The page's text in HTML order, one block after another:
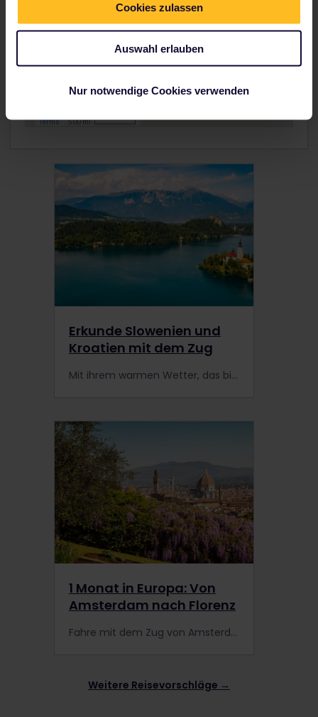
Cookies zulassen
Auswahl erlauben
Nur notwendige Cookies verwenden
Erkunde Slowenien und
Kroatien mit dem Zug
Mit ihrem warmen Wetter, das bis in den Herbst hinein anhält, sind Slowenien und Kroatien die perfekten Reiseziele für die Nebensaison.
1 Monat in Europa: Von
Amsterdam nach Florenz
Fahre mit dem Zug von Amsterdam nach Florenz und lerne unterwegs einige der berühmtesten Städte in Europa kennen.
Weitere Reisevorschläge →